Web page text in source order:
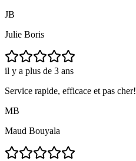
JB
Julie Boris
il y a plus de 3 ans
Service rapide, efficace et pas cher!
MB
Maud Bouyala